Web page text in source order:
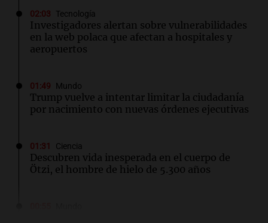
02:03 Tecnología
Investigadores alertan sobre vulnerabilidades
en la web polaca que afectan a hospitales y
aeropuertos
01:49 Mundo
Trump vuelve a intentar limitar la ciudadanía
por nacimiento con nuevas órdenes ejecutivas
01:31 Ciencia
Descubren vida inesperada en el cuerpo de
Ötzi, el hombre de hielo de 5.300 años